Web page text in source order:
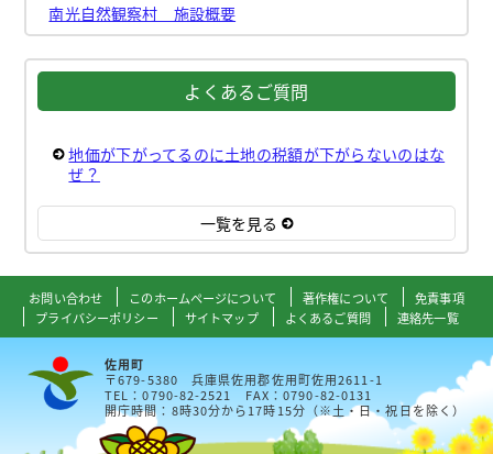
南光自然観察村 施設概要
よくあるご質問
地価が下がってるのに土地の税額が下がらないのはな
ぜ？
一覧を見る
お問い合わせ このホームページについて 著作権について
免責事項
プライバシーポリシー
サイトマップ よくあるご質問 連絡先一覧
佐用町
〒679-5380 兵庫県佐用郡佐用町佐用2611-1
TEL：0790-82-2521 FAX：0790-82-0131
開庁時間：8時30分から17時15分（※土・日・祝日を除く）